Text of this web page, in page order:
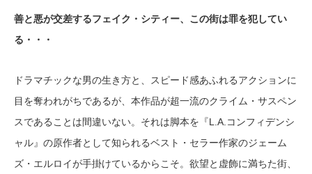
善と悪が交差するフェイク・シティー、この街は罪を犯してい
る・・・
ドラマチックな男の生き方と、スピード感あふれるアクションに
目を奪われがちであるが、本作品が超一流のクライム・サスペン
スであることは間違いない。それは脚本を『L.A.コンフィデンシ
ャル』の原作者として知られるベスト・セラー作家のジェーム
ズ・エルロイが手掛けているからこそ。欲望と虚飾に満ちた街、